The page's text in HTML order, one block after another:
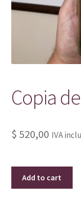
Copia
$ 520,00 IVA
Add to cart